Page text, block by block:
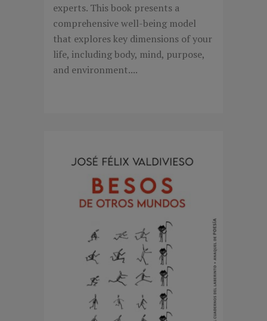
experts. This book presents a
comprehensive well-being model
that explores key dimensions of your
life, including body, mind, purpose,
and environment....